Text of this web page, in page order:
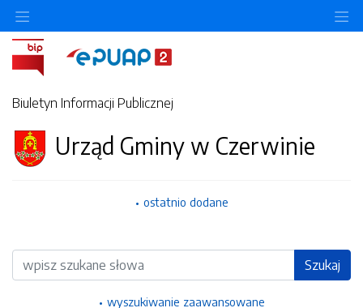
Biuletyn Informacji Publicznej
Urząd Gminy w Czerwinie
ostatnio dodane
Wyszukiwarka Szukaj
wyszukiwanie zaawansowane